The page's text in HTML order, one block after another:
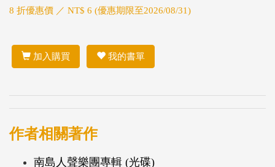
8 折優惠價 ／ NT$ 6 (優惠期限至2026/08/31)
加入購買 我的書單
作者相關著作
南島人聲樂團專輯 (光碟)